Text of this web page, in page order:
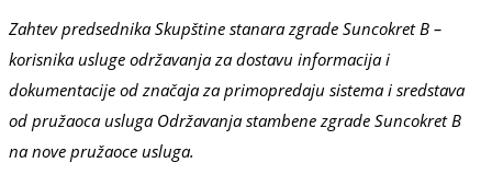
ZahtevpredsednikaSkupštine stanarazgrade Suncokret B –
korisnika usluge održavanja za dostavu informacija i
dokumentacije od značaja zaprimopredaju sistema i sredstava
od pružaoca usluga Održavanja stambene zgrade Suncokret B
na nove pružaoce usluga.